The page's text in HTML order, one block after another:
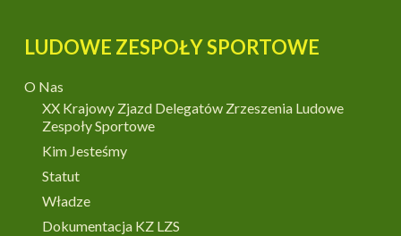
LUDOWE ZESPOŁY SPORTOWE
O Nas
XX Krajowy Zjazd Delegatów Zrzeszenia Ludowe
Zespoły Sportowe
Kim Jesteśmy
Statut
Władze
Dokumentacja KZ LZS